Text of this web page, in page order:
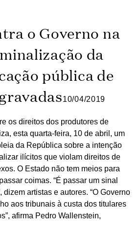
o Governo na
da
pública de
10/04/2019
os direitos dos produtores de
esta quarta-feira, 10 de abril, um
da República sobre a intenção
ilícitos que violam direitos de
O Estado não tem meios para
coimas. “É passar um sinal
dizem artistas e autores. “O Governo
aos tribunais à custa dos titulares
afirma Pedro Wallenstein,